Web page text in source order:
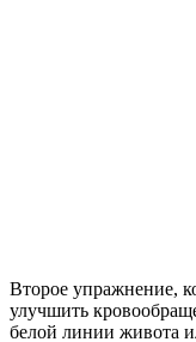
Второе упражнение,
улучшить
белой линии живота